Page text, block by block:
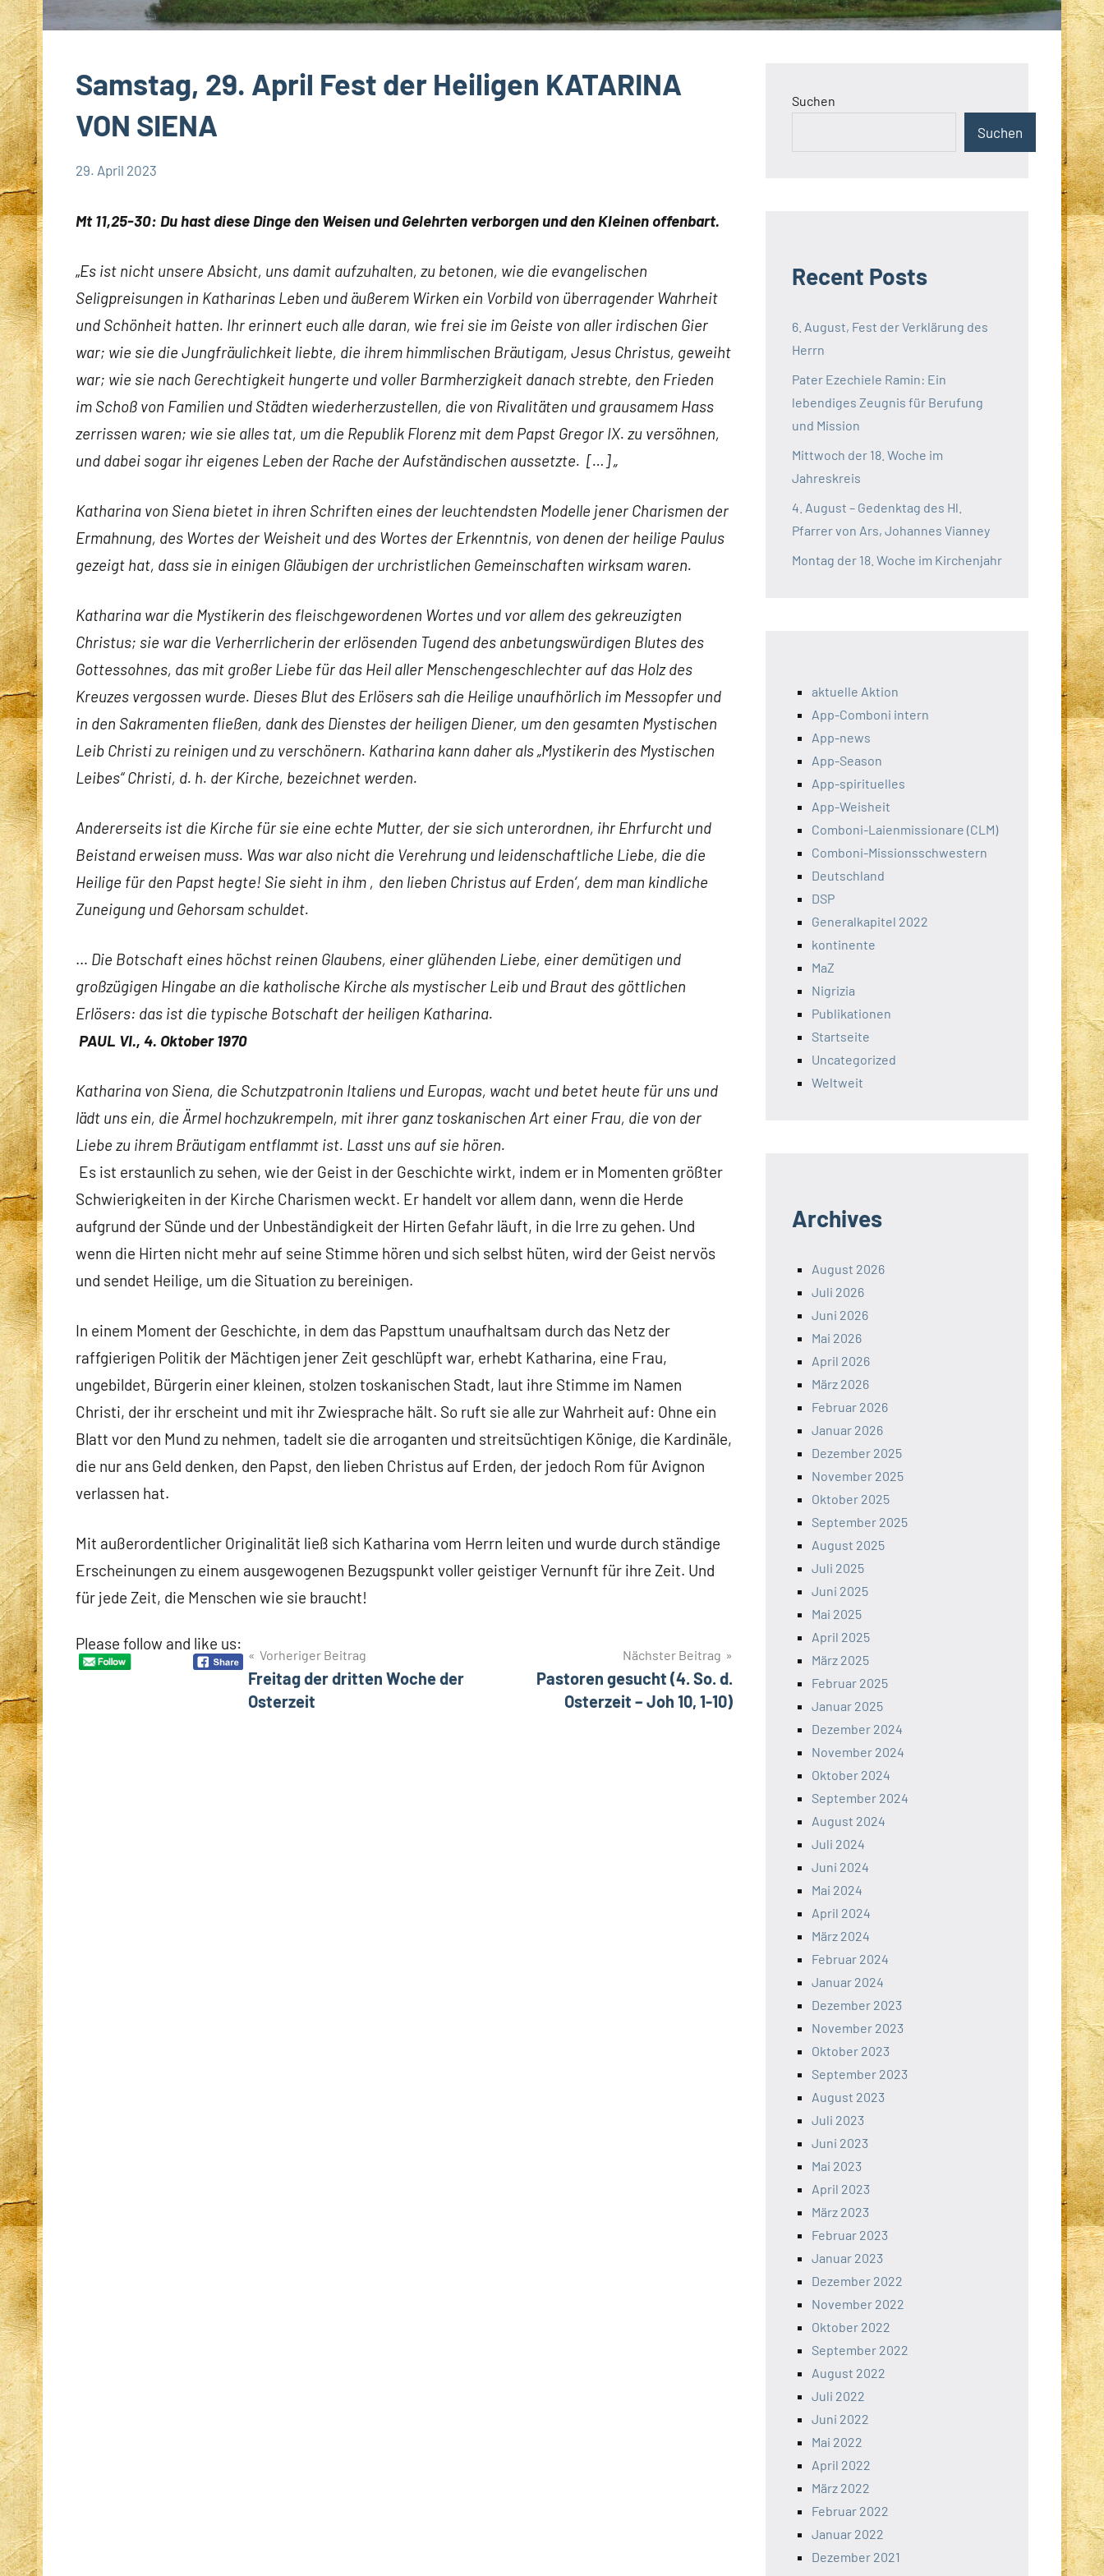
Samstag, 29. April Fest der Heiligen KATARINA
VON SIENA
App-
29. April 2023
Hubert
Mt 11,25-30: Du hast diese Dinge den Weisen und Gelehrten verborgen und den Kleinen offenbart.
„Es ist nicht unsere Absicht, uns damit aufzuhalten, zu betonen, wie die evangelischen
Seligpreisungen in Katharinas Leben und äußerem Wirken ein Vorbild von überragender Wahrheit
und Schönheit hatten. Ihr erinnert euch alle daran, wie frei sie im Geiste von aller irdischen Gier
war; wie sie die Jungfräulichkeit liebte, die ihrem himmlischen Bräutigam, Jesus Christus, geweiht
war; wie sie nach Gerechtigkeit hungerte und voller Barmherzigkeit danach strebte, den Frieden
im Schoß von Familien und Städten wiederherzustellen, die von Rivalitäten und grausamem Hass
zerrissen waren; wie sie alles tat, um die Republik Florenz mit dem Papst Gregor IX. zu versöhnen,
und dabei sogar ihr eigenes Leben der Rache der Aufständischen aussetzte. […] „
Katharina von Siena bietet in ihren Schriften eines der leuchtendsten Modelle jener Charismen der
Ermahnung, des Wortes der Weisheit und des Wortes der Erkenntnis, von denen der heilige Paulus
gezeigt hat, dass sie in einigen Gläubigen der urchristlichen Gemeinschaften wirksam waren.
Katharina war die Mystikerin des fleischgewordenen Wortes und vor allem des gekreuzigten
Christus; sie war die Verherrlicherin der erlösenden Tugend des anbetungswürdigen Blutes des
Gottessohnes, das mit großer Liebe für das Heil aller Menschengeschlechter auf das Holz des
Kreuzes vergossen wurde. Dieses Blut des Erlösers sah die Heilige unaufhörlich im Messopfer und
in den Sakramenten fließen, dank des Dienstes der heiligen Diener, um den gesamten Mystischen
Leib Christi zu reinigen und zu verschönern. Katharina kann daher als „Mystikerin des Mystischen
Leibes“ Christi, d. h. der Kirche, bezeichnet werden.
Andererseits ist die Kirche für sie eine echte Mutter, der sie sich unterordnen, ihr Ehrfurcht und
Beistand erweisen muss. Was war also nicht die Verehrung und leidenschaftliche Liebe, die die
Heilige für den Papst hegte! Sie sieht in ihm ‚den lieben Christus auf Erden‘, dem man kindliche
Zuneigung und Gehorsam schuldet.
… Die Botschaft eines höchst reinen Glaubens, einer glühenden Liebe, einer demütigen und
großzügigen Hingabe an die katholische Kirche als mystischer Leib und Braut des göttlichen
Erlösers: das ist die typische Botschaft der heiligen Katharina.
PAUL VI., 4. Oktober 1970
Katharina von Siena, die Schutzpatronin Italiens und Europas, wacht und betet heute für uns und
lädt uns ein, die Ärmel hochzukrempeln, mit ihrer ganz toskanischen Art einer Frau, die von der
Liebe zu ihrem Bräutigam entflammt ist. Lasst uns auf sie hören.
Es ist erstaunlich zu sehen, wie der Geist in der Geschichte wirkt, indem er in Momenten größter
Schwierigkeiten in der Kirche Charismen weckt. Er handelt vor allem dann, wenn die Herde
aufgrund der Sünde und der Unbeständigkeit der Hirten Gefahr läuft, in die Irre zu gehen. Und
wenn die Hirten nicht mehr auf seine Stimme hören und sich selbst hüten, wird der Geist nervös
und sendet Heilige, um die Situation zu bereinigen.
In einem Moment der Geschichte, in dem das Papsttum unaufhaltsam durch das Netz der
raffgierigen Politik der Mächtigen jener Zeit geschlüpft war, erhebt Katharina, eine Frau,
ungebildet, Bürgerin einer kleinen, stolzen toskanischen Stadt, laut ihre Stimme im Namen
Christi, der ihr erscheint und mit ihr Zwiesprache hält. So ruft sie alle zur Wahrheit auf: Ohne ein
Blatt vor den Mund zu nehmen, tadelt sie die arroganten und streitsüchtigen Könige, die Kardinäle,
die nur ans Geld denken, den Papst, den lieben Christus auf Erden, der jedoch Rom für Avignon
verlassen hat.
Mit außerordentlicher Originalität ließ sich Katharina vom Herrn leiten und wurde durch ständige
Erscheinungen zu einem ausgewogenen Bezugspunkt voller geistiger Vernunft für ihre Zeit. Und
für jede Zeit, die Menschen wie sie braucht!
Please follow and like us:
BeitragsnavigationVorheriger Beitrag
Freitag der dritten Woche der
Osterzeit
Nächster Beitrag
Pastoren gesucht (4. So. d.
Osterzeit – Joh 10, 1-10)
Suchen
Suchen
Recent Posts
6. August, Fest der Verklärung des
Herrn
Pater Ezechiele Ramin: Ein
lebendiges Zeugnis für Berufung
und Mission
Mittwoch der 18. Woche im
Jahreskreis
4. August – Gedenktag des Hl.
Pfarrer von Ars, Johannes Vianney
Montag der 18. Woche im Kirchenjahr
aktuelle Aktion
App-Comboni intern
App-news
App-Season
App-spirituelles
App-Weisheit
Comboni-Laienmissionare (CLM)
Comboni-Missionsschwestern
Deutschland
DSP
Generalkapitel 2022
kontinente
MaZ
Nigrizia
Publikationen
Startseite
Uncategorized
Weltweit
Archives
August 2026
Juli 2026
Juni 2026
Mai 2026
April 2026
März 2026
Februar 2026
Januar 2026
Dezember 2025
November 2025
Oktober 2025
September 2025
August 2025
Juli 2025
Juni 2025
Mai 2025
April 2025
März 2025
Februar 2025
Januar 2025
Dezember 2024
November 2024
Oktober 2024
September 2024
August 2024
Juli 2024
Juni 2024
Mai 2024
April 2024
März 2024
Februar 2024
Januar 2024
Dezember 2023
November 2023
Oktober 2023
September 2023
August 2023
Juli 2023
Juni 2023
Mai 2023
April 2023
März 2023
Februar 2023
Januar 2023
Dezember 2022
November 2022
Oktober 2022
September 2022
August 2022
Juli 2022
Juni 2022
Mai 2022
April 2022
März 2022
Februar 2022
Januar 2022
Dezember 2021